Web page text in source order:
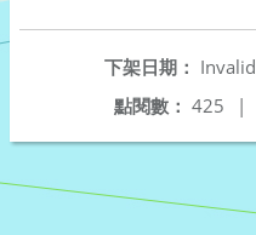
下架日期：
點閱數： 425 |